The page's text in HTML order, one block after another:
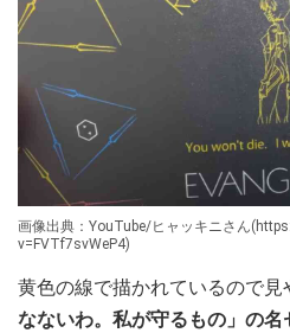
画像出典：YouTube/ヒャッキニさん
v=FVTf7svWeP4)
黄色の線で描かれているので見
なないわ。私が守るもの」の